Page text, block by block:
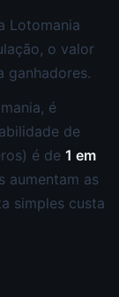
Lotomania
o valor
ganhadores.
é
de
é de 1 em
aumentam as
simples custa